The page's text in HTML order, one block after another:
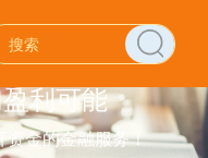
利可能
资金的金融服务！